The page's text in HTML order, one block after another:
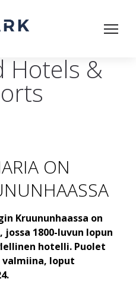
Hotels &
ON
Kruununhaassa on
1800-luvun lopun
hotelli. Puolet
loput